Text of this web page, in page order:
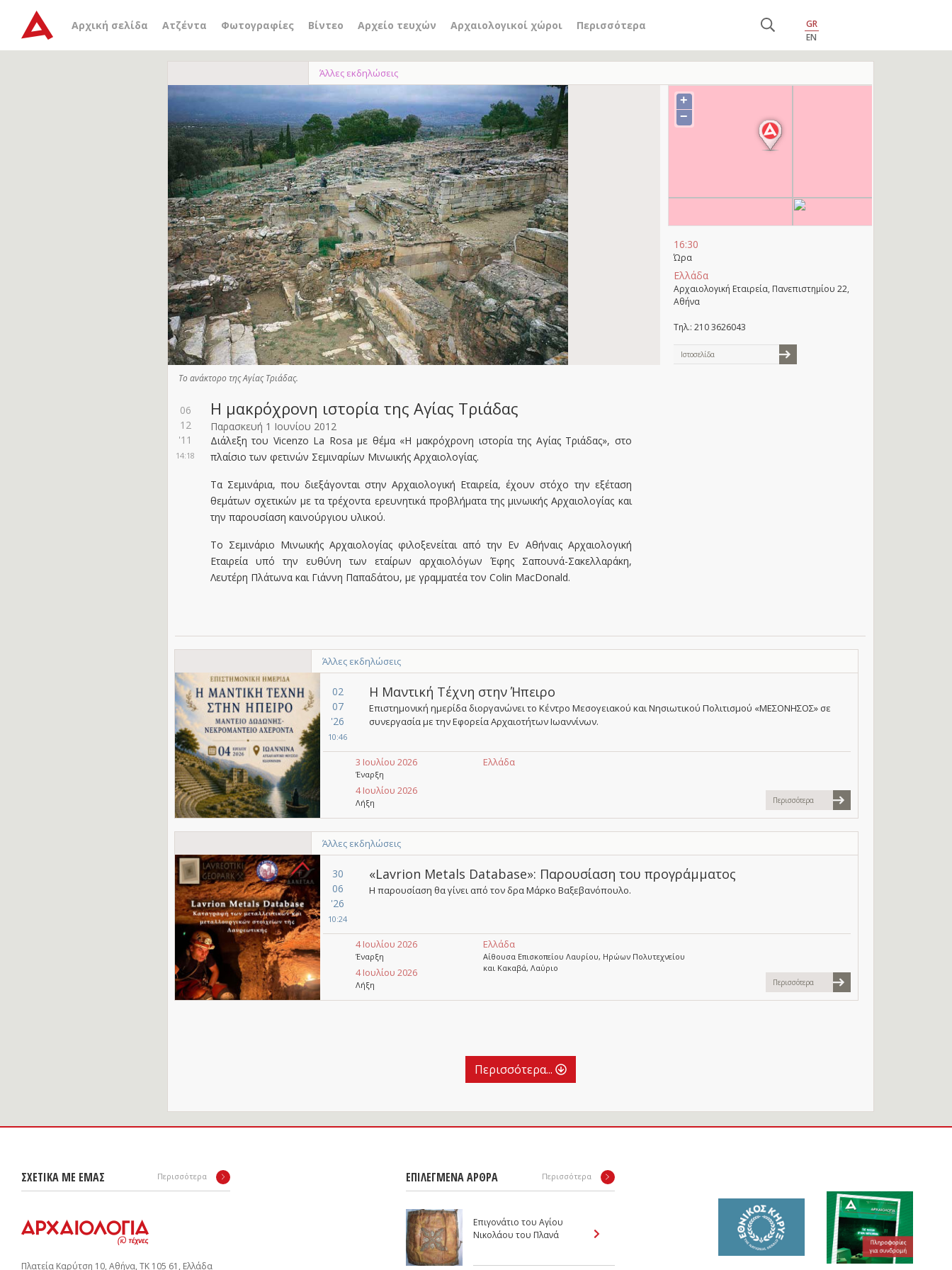
Αρχική σελίδα Ατζέντα Φωτογραφίες Βίντεο Αρχείο τευχών Αρχαιολογικοί χώροι Περισσότερα
GR
EN
Άλλες εκδηλώσεις
+
−
16:30
Ώρα
Ελλάδα
Αρχαιολογική Εταιρεία, Πανεπιστημίου 22,
Αθήνα
Τηλ.: 210 3626043
Ιστοσελίδα
Το ανάκτορο της Αγίας Τριάδας.
06
12
'11
14:18
Η μακρόχρονη ιστορία της Αγίας Τριάδας
Παρασκευή 1 Ιουνίου 2012
Διάλεξη του Vicenzo La Rosa με θέμα «Η μακρόχρονη ιστορία της Αγίας Τριάδας», στο
πλαίσιο των φετινών Σεμιναρίων Μινωικής Αρχαιολογίας.
Τα Σεμινάρια, που διεξάγονται στην Αρχαιολογική Εταιρεία, έχουν στόχο την εξέταση
θεμάτων σχετικών με τα τρέχοντα ερευνητικά προβλήματα της μινωικής Αρχαιολογίας και
την παρουσίαση καινούργιου υλικού.
Το Σεμινάριο Μινωικής Αρχαιολογίας φιλοξενείται από την Εν Αθήναις Αρχαιολογική
Εταιρεία υπό την ευθύνη των εταίρων αρχαιολόγων Έφης Σαπουνά-Σακελλαράκη,
Λευτέρη Πλάτωνα και Γιάννη Παπαδάτου, με γραμματέα τον Colin MacDonald.
Άλλες εκδηλώσεις
02
07
'26
10:46
Η Μαντική Τέχνη στην Ήπειρο
Επιστημονική ημερίδα διοργανώνει το Κέντρο Μεσογειακού και Νησιωτικού Πολιτισμού «ΜΕΣΟΝΗΣΟΣ» σε
συνεργασία με την Εφορεία Αρχαιοτήτων Ιωαννίνων.
3 Ιουλίου 2026
Έναρξη
4 Ιουλίου 2026
Λήξη
Ελλάδα
Περισσότερα
Άλλες εκδηλώσεις
30
06
'26
10:24
«Lavrion Metals Database»: Παρουσίαση του προγράμματος
Η παρουσίαση θα γίνει από τον δρα Μάρκο Βαξεβανόπουλο.
4 Ιουλίου 2026
Έναρξη
4 Ιουλίου 2026
Λήξη
Ελλάδα
Αίθουσα Επισκοπείου Λαυρίου, Ηρώων Πολυτεχνείου
και Κακαβά, Λαύριο
Περισσότερα
Περισσότερα...
ΣΧΕΤΙΚΑ ΜΕ ΕΜΑΣ Περισσότερα
Πλατεία Καρύτση 10, Αθήνα, ΤΚ 105 61, Ελλάδα
ΕΠΙΛΕΓΜΕΝΑ ΑΡΘΡΑ Περισσότερα
Επιγονάτιο του Αγίου
Νικολάου του Πλανά